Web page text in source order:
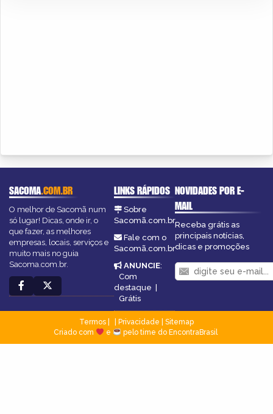
SACOMA.COM.BR
O melhor de Sacomã num
só lugar! Dicas, onde ir, o
que fazer, as melhores
empresas, locais, serviços e
muito mais no guia
Sacoma.com.br.
LINKS RÁPIDOS
Sobre
Sacomã.com.br
Fale com o
Sacomã.com.br
ANUNCIE:
Com
destaque |
Grátis
NOVIDADES POR E-
MAIL
Receba grátis as
principais notícias,
dicas e promoções
Termos Privacidade
Sitemap
Criado com
e pelo time do EncontraBrasil